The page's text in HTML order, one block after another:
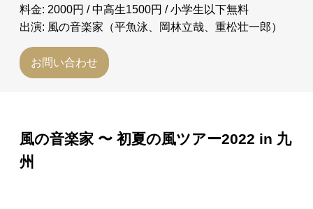
料金: 2000円 / 中高生1500円 / 小学生以下無料
出演: 風の音楽家（平魚泳、岡林立哉、重松壮一郎）
お問い合わせ
風の音楽家 〜 初夏の風ツアー2022 in 九
州